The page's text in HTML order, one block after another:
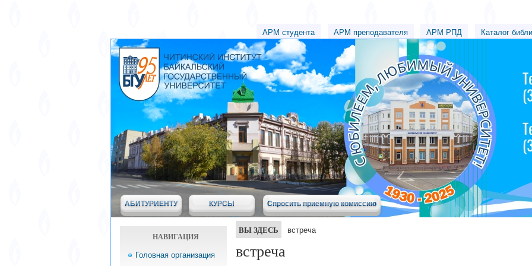
АРМ студента АРМ преподавателя АРМ РПД Каталог
АБИТУРИЕНТУ КУРСЫ Спросить приемную комиссию
НАВИГАЦИЯ
Головная организация
ВЫ ЗДЕСЬ встреча
встреча